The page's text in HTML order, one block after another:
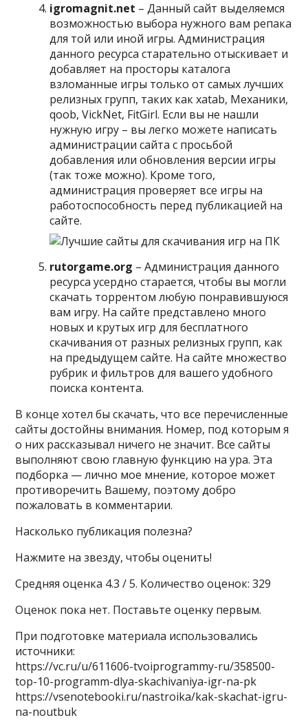
igromagnit.net – Данный сайт выделяемся
возможностью выбора нужного вам репака
для той или иной игры. Администрация
данного ресурса старательно отыскивает и
добавляет на просторы каталога
взломанные игры только от самых лучших
релизных групп, таких как xatab, Механики,
qoob, VickNet, FitGirl. Если вы не нашли
нужную игру – вы легко можете написать
администрации сайта с просьбой
добавления или обновления версии игры
(так тоже можно). Кроме того,
администрация проверяет все игры на
работоспособность перед публикацией на
сайте.
rutorgame.org – Администрация данного
ресурса усердно старается, чтобы вы могли
скачать торрентом любую понравившуюся
вам игру. На сайте представлено много
новых и крутых игр для бесплатного
скачивания от разных релизных групп, как
на предыдущем сайте. На сайте множество
рубрик и фильтров для вашего удобного
поиска контента.
В конце хотел бы скачать, что все перечисленные
сайты достойны внимания. Номер, под которым я
о них рассказывал ничего не значит. Все сайты
выполняют свою главную функцию на ура. Эта
подборка — лично мое мнение, которое может
противоречить Вашему, поэтому добро
пожаловать в комментарии.
Насколько публикация полезна?
Нажмите на звезду, чтобы оценить!
Средняя оценка 4.3 / 5. Количество оценок: 329
Оценок пока нет. Поставьте оценку первым.
При подготовке материала использовались
источники:
https://vc.ru/u/611606-tvoiprogrammy-ru/358500-
top-10-programm-dlya-skachivaniya-igr-na-pk
https://vsenotebooki.ru/nastroika/kak-skachat-igru-
na-noutbuk